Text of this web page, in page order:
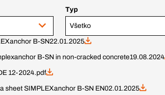
Typ
Všetko
B-SN22.01.2025
B-SN in non-cracked concrete19.08.2024
12-2024.pdf
sheet SIMPLEXanchor B-SN EN02.01.2025